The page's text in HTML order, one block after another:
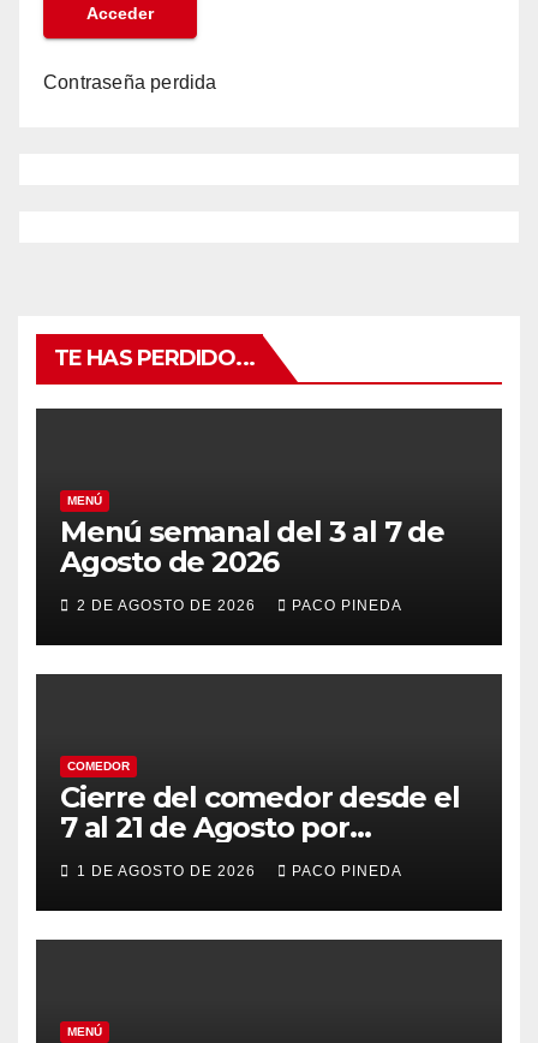
Contraseña perdida
TE HAS PERDIDO...
MENÚ
Menú semanal del 3 al 7 de
Agosto de 2026
2 DE AGOSTO DE 2026 PACO PINEDA
COMEDOR
Cierre del comedor desde el
7 al 21 de Agosto por
vacaciones
1 DE AGOSTO DE 2026 PACO PINEDA
MENÚ